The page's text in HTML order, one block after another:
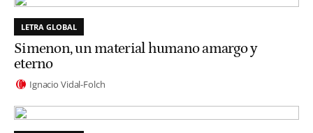
LETRA GLOBAL
Simenon, un material humano amargo y
eterno
Ignacio Vidal-Folch